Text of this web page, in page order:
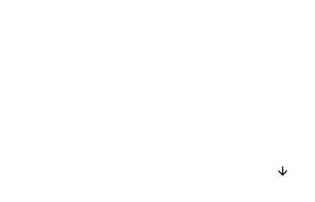
arrow_downward